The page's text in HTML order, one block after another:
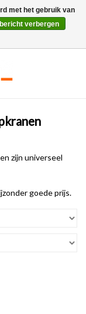
0 Artikelen - €0,00
zijn universeel
goede prijs.
met het gebruik van
verbergen